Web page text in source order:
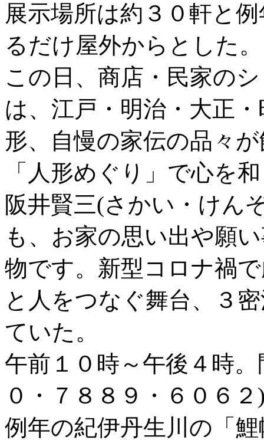
展示場所は約３０軒と
るだけ屋外からとした。
この日、商店・民家の
は、江戸・明治・大正
形、自慢の家伝の品々
「人形めぐり」で心を
阪井賢三(さかい・けん
も、お家の思い出や願
物です。新型コロナ禍
と人をつなぐ舞台、３
ていた。
午前１０時～午後４時
０・７８８９・６０６２
例年の紀伊丹生川の「